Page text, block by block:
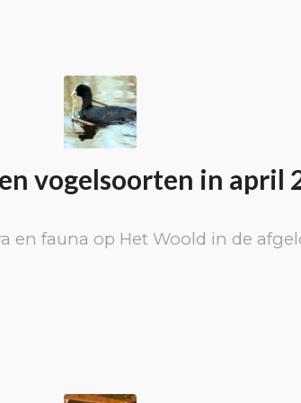
vogelsoorten in april
en fauna op Het Woold in de